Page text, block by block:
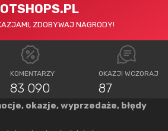
ZDOBYWAJ NAGRODY!
KOMENTARZY
83 090
OKAZJI WCZORAJ
87
okazje, wyprzedaże, błędy